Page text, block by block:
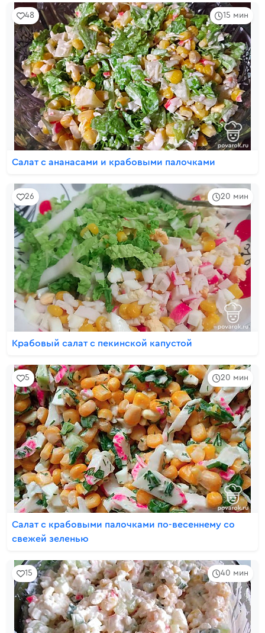
15 мин
48
Салат с ананасами и крабовыми палочками
20 мин
26
Крабовый салат с пекинской капустой
20 мин
5
Салат с крабовыми палочками по-весеннему со
свежей зеленью
40 мин
15